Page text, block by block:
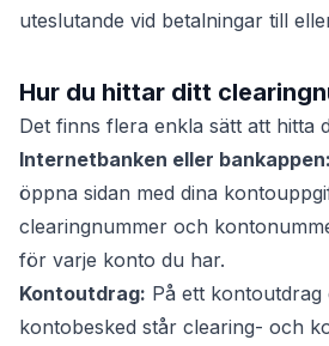
uteslutande vid betalningar till
Hur du hittar ditt
Det finns flera enkla sätt att hitta
Internetbanken eller bankappen:
öppna sidan med dina
clearingnummer och
för varje konto du har.
Kontoutdrag: På ett kontoutdrag
kontobesked står clearing- och